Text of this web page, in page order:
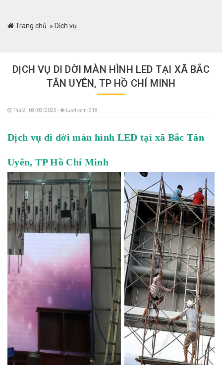
Trang chủ » Dịch vụ
DỊCH VỤ DI DỜI MÀN HÌNH LED TẠI XÃ BẮC
TÂN UYÊN, TP HỒ CHÍ MINH
Thứ 2 | 08/09/2025 - Lượt xem: 318
Dịch vụ di dời màn hình LED tại xã Bắc Tân
Uyên, TP Hồ Chí Minh